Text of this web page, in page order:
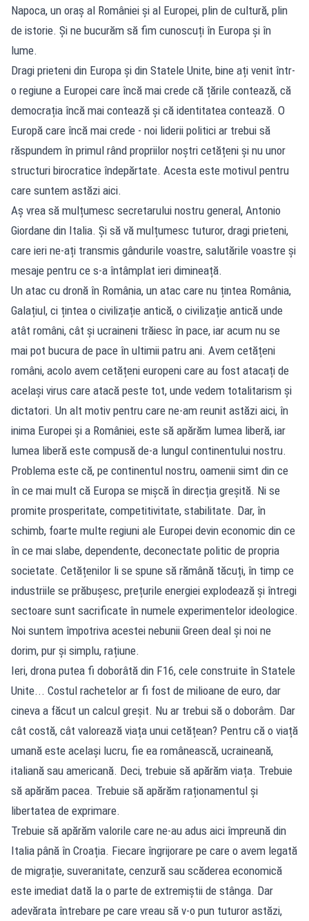
Napoca, un oraș al României și al Europei, plin de cultură, plin
de istorie. Și ne bucurăm să fim cunoscuți în Europa și în
lume.
Dragi prieteni din Europa și din Statele Unite, bine ați venit într-
o regiune a Europei care încă mai crede că țările contează, că
democrația încă mai contează și că identitatea contează. O
Europă care încă mai crede - noi liderii politici ar trebui să
răspundem în primul rând propriilor noștri cetățeni și nu unor
structuri birocratice îndepărtate. Acesta este motivul pentru
care suntem astăzi aici.
Aș vrea să mulțumesc secretarului nostru general, Antonio
Giordane din Italia. Și să vă mulțumesc tuturor, dragi prieteni,
care ieri ne-ați transmis gândurile voastre, salutările voastre și
mesaje pentru ce s-a întâmplat ieri dimineață.
Un atac cu dronă în România, un atac care nu țintea România,
Galațiul, ci țintea o civilizație antică, o civilizație antică unde
atât români, cât și ucraineni trăiesc în pace, iar acum nu se
mai pot bucura de pace în ultimii patru ani. Avem cetățeni
români, acolo avem cetățeni europeni care au fost atacați de
același virus care atacă peste tot, unde vedem totalitarism și
dictatori. Un alt motiv pentru care ne-am reunit astăzi aici, în
inima Europei și a României, este să apărăm lumea liberă, iar
lumea liberă este compusă de-a lungul continentului nostru.
Problema este că, pe continentul nostru, oamenii simt din ce
în ce mai mult că Europa se mișcă în direcția greșită. Ni se
promite prosperitate, competitivitate, stabilitate. Dar, în
schimb, foarte multe regiuni ale Europei devin economic din ce
în ce mai slabe, dependente, deconectate politic de propria
societate. Cetățenilor li se spune să rămână tăcuți, în timp ce
industriile se prăbușesc, prețurile energiei explodează și întregi
sectoare sunt sacrificate în numele experimentelor ideologice.
Noi suntem împotriva acestei nebunii Green deal și noi ne
dorim, pur și simplu, rațiune.
Ieri, drona putea fi doborâtă din F16, cele construite în Statele
Unite... Costul rachetelor ar fi fost de milioane de euro, dar
cineva a făcut un calcul greșit. Nu ar trebui să o doborâm. Dar
cât costă, cât valorează viața unui cetățean? Pentru că o viață
umană este același lucru, fie ea românească, ucraineană,
italiană sau americană. Deci, trebuie să apărăm viața. Trebuie
să apărăm pacea. Trebuie să apărăm raționamentul și
libertatea de exprimare.
Trebuie să apărăm valorile care ne-au adus aici împreună din
Italia până în Croația. Fiecare îngrijorare pe care o avem legată
de migrație, suveranitate, cenzură sau scăderea economică
este imediat dată la o parte de extremiștii de stânga. Dar
adevărata întrebare pe care vreau să v-o pun tuturor astăzi,